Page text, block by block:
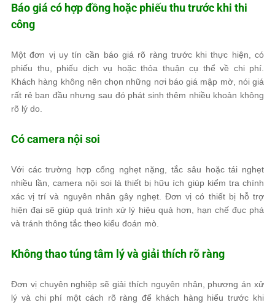
Báo giá có hợp đồng hoặc phiếu thu trước khi thi
công
Một đơn vị uy tín cần báo giá rõ ràng trước khi thực hiện, có
phiếu thu, phiếu dịch vụ hoặc thỏa thuận cụ thể về chi phí.
Khách hàng không nên chọn những nơi báo giá mập mờ, nói giá
rất rẻ ban đầu nhưng sau đó phát sinh thêm nhiều khoản không
rõ lý do.
Có camera nội soi
Với các trường hợp cống nghẹt nặng, tắc sâu hoặc tái nghẹt
nhiều lần, camera nội soi là thiết bị hữu ích giúp kiểm tra chính
xác vị trí và nguyên nhân gây nghẹt. Đơn vị có thiết bị hỗ trợ
hiện đại sẽ giúp quá trình xử lý hiệu quả hơn, hạn chế đục phá
và tránh thông tắc theo kiểu đoán mò.
Không thao túng tâm lý và giải thích rõ ràng
Đơn vị chuyên nghiệp sẽ giải thích nguyên nhân, phương án xử
lý và chi phí một cách rõ ràng để khách hàng hiểu trước khi